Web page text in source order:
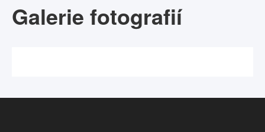
Galerie fotografií